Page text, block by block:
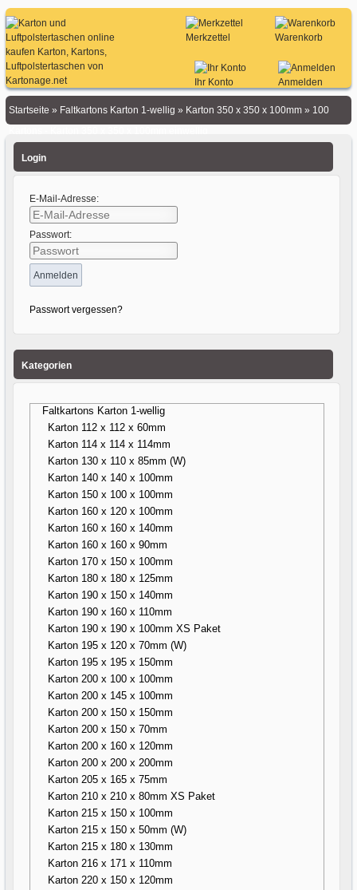
Warenkorb
Merkzettel
Anmelden
Ihr Konto
Startseite » Faltkartons Karton 1-wellig » Karton 350 x 350 x 100mm » 100
Login
E-Mail-Adresse:
Passwort:
Passwort vergessen?
Kategorien
Faltkartons Karton 1-wellig
Karton 112 x 112 x 60mm
Karton 114 x 114 x 114mm
Karton 130 x 110 x 85mm (W)
Karton 140 x 140 x 100mm
Karton 150 x 100 x 100mm
Karton 160 x 120 x 100mm
Karton 160 x 160 x 140mm
Karton 160 x 160 x 90mm
Karton 170 x 150 x 100mm
Karton 180 x 180 x 125mm
Karton 190 x 150 x 140mm
Karton 190 x 160 x 110mm
Karton 190 x 190 x 100mm XS Paket
Karton 195 x 120 x 70mm (W)
Karton 195 x 195 x 150mm
Karton 200 x 100 x 100mm
Karton 200 x 145 x 100mm
Karton 200 x 150 x 150mm
Karton 200 x 150 x 70mm
Karton 200 x 160 x 120mm
Karton 200 x 200 x 200mm
Karton 205 x 165 x 75mm
Karton 210 x 210 x 80mm XS Paket
Karton 215 x 150 x 100mm
Karton 215 x 150 x 50mm (W)
Karton 215 x 180 x 130mm
Karton 216 x 171 x 110mm
Karton 220 x 150 x 120mm